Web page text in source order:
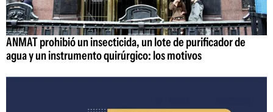
ANMAT prohibió un insecticida, un lote de purificador de
agua y un instrumento quirúrgico: los motivos